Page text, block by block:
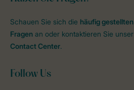
Schauen Sie sich die häufig gestellten
Fragen an oder kontaktieren Sie unser
Contact Center.
Follow Us